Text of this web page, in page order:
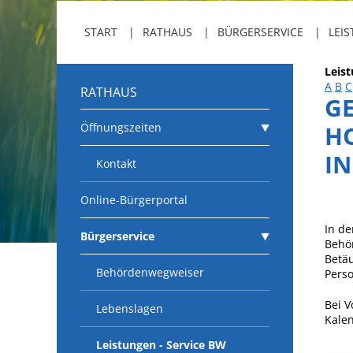
START RATHAUS BÜRGERSERVICE
RATHAUS
Öffnungszeiten
Kontakt
Online-Bürgerportal
Bürgerservice
Behördenwegweiser
Lebenslagen
Leistungen - Service BW
A B C
In
Bei